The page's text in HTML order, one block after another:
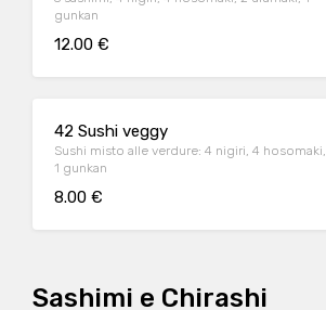
gunkan
12.00 €
42 Sushi veggy
Sushi misto alle verdure: 4 nigiri, 4 hosomaki,
1 gunkan
8.00 €
Sashimi e Chirashi